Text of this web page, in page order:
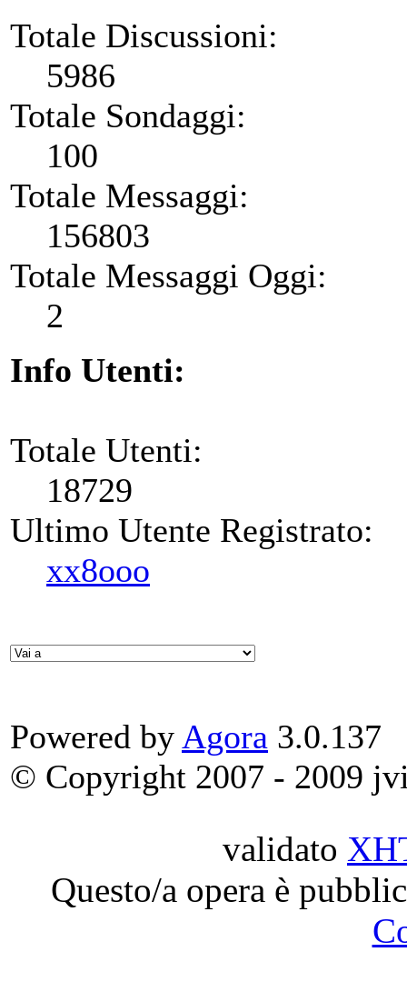
Totale Discussioni:
5986
Totale Sondaggi:
100
Totale Messaggi:
156803
Totale Messaggi Oggi:
2
Info Utenti:
Totale Utenti:
18729
Ultimo Utente Registrato:
xx8ooo
Powered by Agora 3.0.137
© Copyright 2007 - 2009
validato
Questo/a opera è